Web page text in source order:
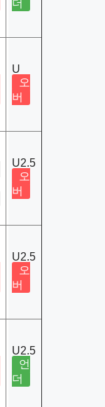
더
U
오
버
U2.5
오
버
U2.5
오
버
U2.5
언
더